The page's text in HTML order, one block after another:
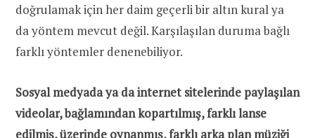
doğrulamak için her daim geçerli bir altın kural ya
da yöntem mevcut değil. Karşılaşılan duruma bağlı
farklı yöntemler denenebiliyor.
Sosyal medyada ya da internet sitelerinde paylaşılan
videolar, bağlamından kopartılmış, farklı lanse
edilmiş, üzerinde oynanmış, farklı arka plan müziği